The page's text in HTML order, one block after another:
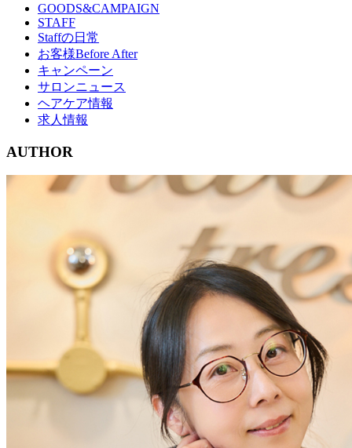
GOODS&CAMPAIGN
STAFF
Staffの日常
お客様Before After
キャンペーン
サロンニュース
ヘアケア情報
求人情報
AUTHOR